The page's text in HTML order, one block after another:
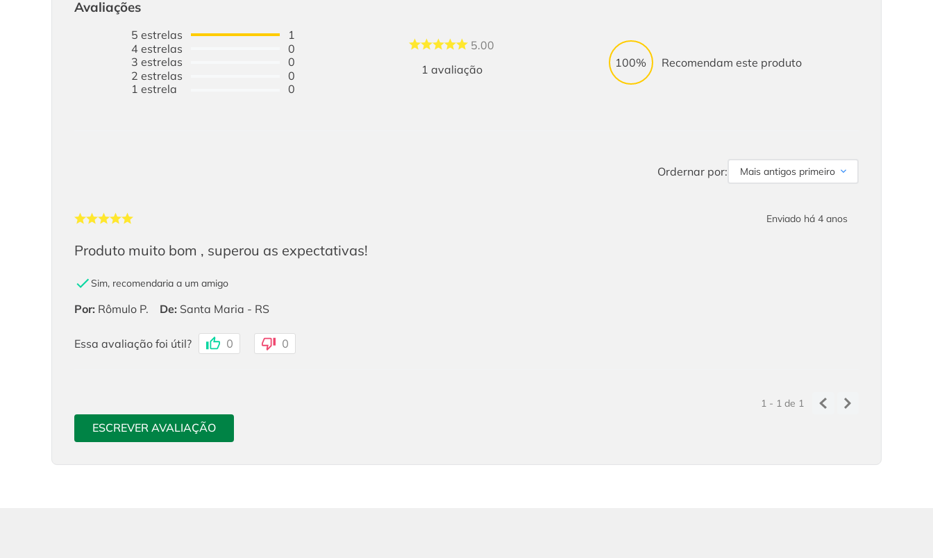
Avaliações
5estrelas
4estrelas
3estrelas
2estrelas
1estrela
1
0
0
0
0
5.00
1 avaliação
100% Recomendam este produto
Ordernar por: Mais antigos primeiro
Enviado há 4 anos
Produto muito bom , superou as expectativas!
Sim, recomendaria a um amigo
Por: Rômulo P. De: Santa Maria - RS
Essa avaliação foi útil? 0 0
1 - 1de 1
ESCREVER AVALIAÇÃO